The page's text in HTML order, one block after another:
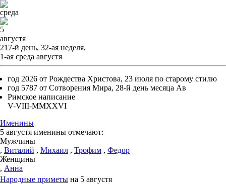
среда
5
августя
217-й день, 32-ая неделя,
1-ая среда августя
год 2026 от Рождества Христова, 23 июля по старому стилю
год 5787 от Сотворения Мира, 28-й день месяца Ав
Римское написание
V-VIII-MMXXVI
Именины
5 августя именины отмечают:
Мужчины
, Виталий , Михаил , Трофим , Федор
Женщины
, Анна
Народные приметы на 5 августя